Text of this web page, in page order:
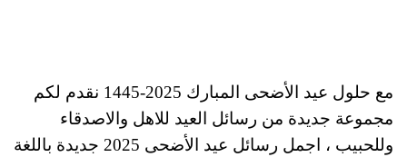
مع حلول عيد الأضحى المبارك 2025-1445 نقدم لكم
مجموعة جديدة من رسائل العيد للاهل والاصدقاء
وللحبيب ، اجمل رسائل عيد الأضحى 2025 جديدة باللغة